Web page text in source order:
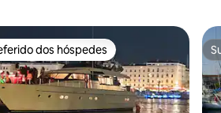
os melhores preferidos dos hóspedes
dos hóspedes